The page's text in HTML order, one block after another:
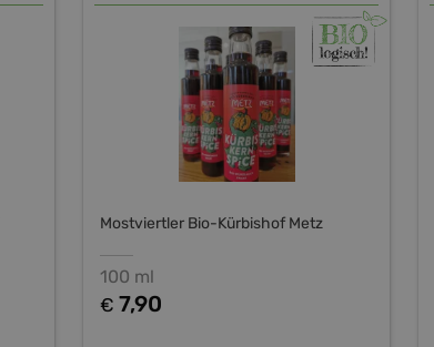
Mostviertler Bio-Kürbishof Metz
100 ml
€ 7,90